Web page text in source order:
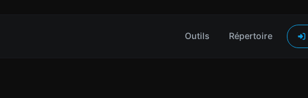
Outils Répertoire